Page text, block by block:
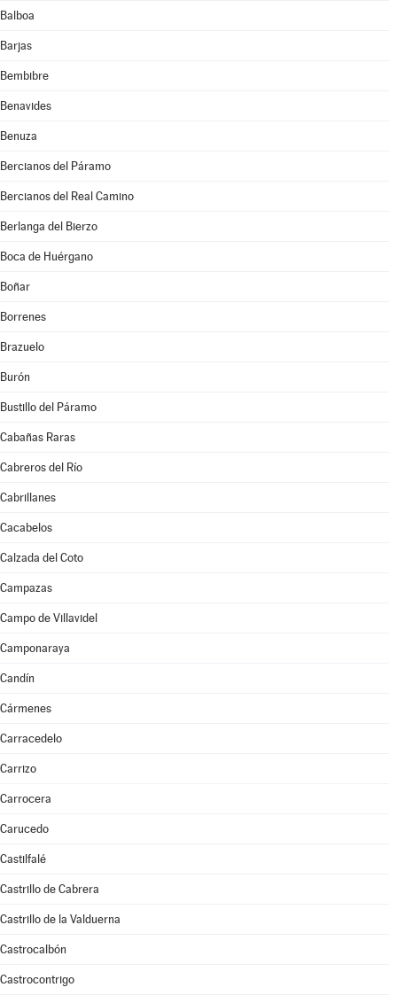
Balboa
Barjas
Bembibre
Benavides
Benuza
Bercianos del Páramo
Bercianos del Real Camino
Berlanga del Bierzo
Boca de Huérgano
Boñar
Borrenes
Brazuelo
Burón
Bustillo del Páramo
Cabañas Raras
Cabreros del Río
Cabrillanes
Cacabelos
Calzada del Coto
Campazas
Campo de Villavidel
Camponaraya
Candín
Cármenes
Carracedelo
Carrizo
Carrocera
Carucedo
Castilfalé
Castrillo de Cabrera
Castrillo de la Valduerna
Castrocalbón
Castrocontrigo